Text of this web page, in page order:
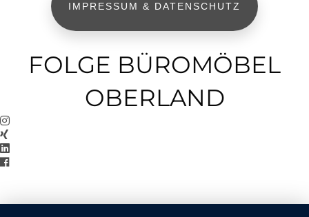
IMPRESSUM & DATENSCHUTZ
FOLGE BÜROMÖBEL
OBERLAND